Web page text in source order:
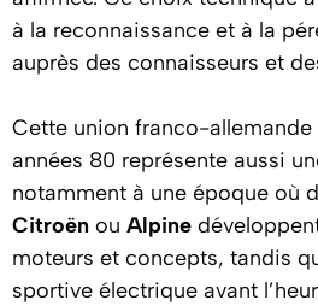
à la reconnaissance et à la
auprès des connaisseurs et
Cette union franco-
années 80 représente aussi
notamment à une époque où
Citroën ou Alpine
moteurs et concepts, tandis
sportive électrique avant